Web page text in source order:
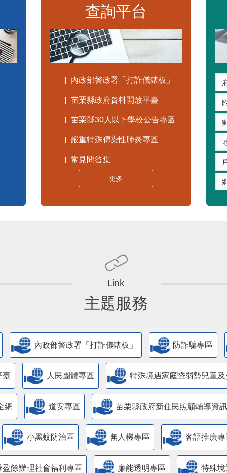
查詢平台
內政部警政署「打詐儀錶板」
苗栗縣政府資料開放平臺
苗栗縣30人以下學校公告專區
嚴重特殊傳染性肺炎專區
常見問答集
更多
主題服務
內政部警政署「打詐儀錶板」 防詐騙專區
臺 人民團體專區 特殊境遇家庭暨弱勢兒童
網 道安專區 苗栗縣政府新住民照顧輔導資
小黑蚊防治區 無人機專區 客語推廣專
盈餘辦理社會福利專區 廉能透明專區 特殊境